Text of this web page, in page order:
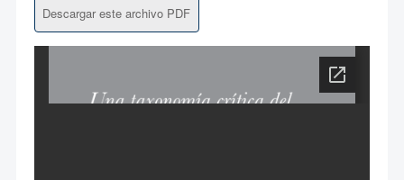
Descargar este archivo PDF